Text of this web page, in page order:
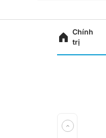
Chính
trị